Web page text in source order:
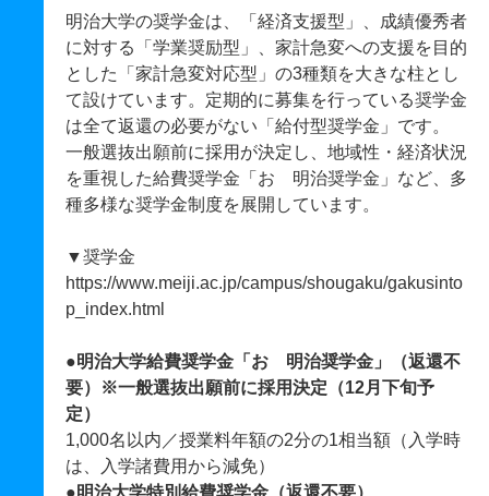
明治大学の奨学金は、「経済支援型」、成績優秀者
に対する「学業奨励型」、家計急変への支援を目的
とした「家計急変対応型」の3種類を大きな柱とし
て設けています。定期的に募集を行っている奨学金
は全て返還の必要がない「給付型奨学金」です。
一般選抜出願前に採用が決定し、地域性・経済状況
を重視した給費奨学金「おゝ明治奨学金」など、多
種多様な奨学金制度を展開しています。
▼奨学金
https://www.meiji.ac.jp/campus/shougaku/gakusinto
p_index.html
●明治大学給費奨学金「おゝ明治奨学金」（返還不
要）※一般選抜出願前に採用決定（12月下旬予
定）
1,000名以内／授業料年額の2分の1相当額（入学時
は、入学諸費用から減免）
●明治大学特別給費奨学金（返還不要）